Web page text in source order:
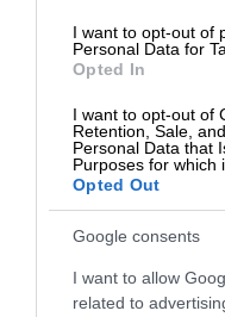
I want to opt-out of
Personal Data for
Opted In
I want to opt-out of
Retention, Sale,
Personal Data that
Purposes for which
Opted Out
Google consents
I want to allow
related to
NEVÝHODY